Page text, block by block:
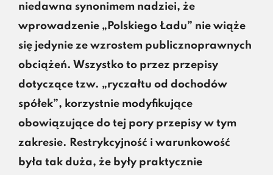
niedawna synonimem nadziei, że
wprowadzenie „Polskiego Ładu” nie wiąże
się jedynie ze wzrostem publicznoprawnych
obciążeń. Wszystko to przez przepisy
dotyczące tzw. „ryczałtu od dochodów
spółek”, korzystnie modyfikujące
obowiązujące do tej pory przepisy w tym
zakresie. Restrykcyjność i warunkowość
była tak duża, że były praktycznie